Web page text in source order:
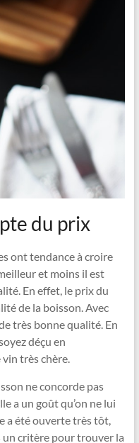
du prix
ont tendance à croire
et moins il est
En effet, le prix du
de la boisson. Avec
très bonne qualité. En
déçu en
très chère.
ne concorde pas
a un goût qu’on ne lui
a été ouverte très tôt,
un critère pour trouver la